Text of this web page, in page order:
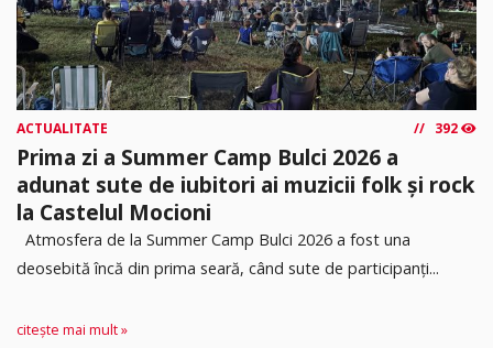
ACTUALITATE 392
Prima zi a Summer Camp Bulci 2026 a
adunat sute de iubitori ai muzicii folk și rock
la Castelul Mocioni
Atmosfera de la Summer Camp Bulci 2026 a fost una
deosebită încă din prima seară, când sute de participanți...
citește mai mult »